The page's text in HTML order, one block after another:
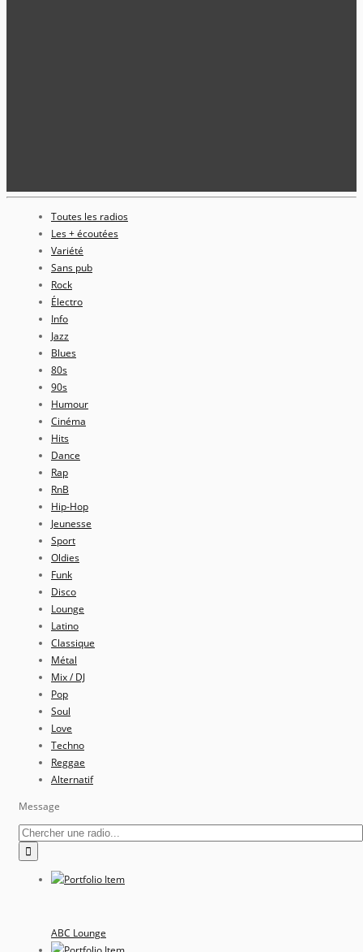
Toutes les radios
Les + écoutées
Variété
Sans pub
Rock
Électro
Info
Jazz
Blues
80s
90s
Humour
Cinéma
Hits
Dance
Rap
RnB
Hip-Hop
Jeunesse
Sport
Oldies
Funk
Disco
Lounge
Latino
Classique
Métal
Mix / DJ
Pop
Soul
Love
Techno
Reggae
Alternatif
Message
ABC Lounge